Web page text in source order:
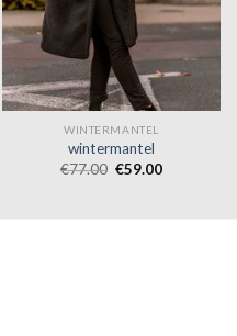
WINTERMANTEL
wintermantel
€77.00 €59.00